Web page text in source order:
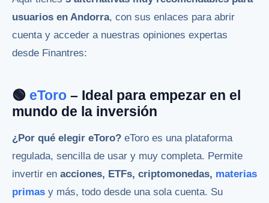
usuarios en Andorra, con sus enlaces para abrir
cuenta y acceder a nuestras opiniones expertas
desde Finantres:
🟢 eToro – Ideal para empezar en el
mundo de la inversión
¿Por qué elegir eToro? eToro es una plataforma
regulada, sencilla de usar y muy completa. Permite
invertir en acciones, ETFs, criptomonedas, materias
primas y más, todo desde una sola cuenta. Su